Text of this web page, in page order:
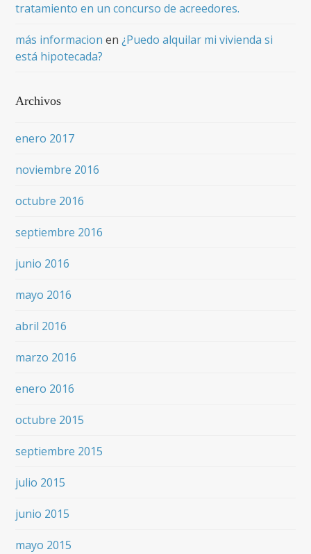
tratamiento en un concurso de acreedores.
más informacion en¿Puedo alquilar mi vivienda si
está hipotecada?
Archivos
enero 2017
noviembre 2016
octubre 2016
septiembre 2016
junio 2016
mayo 2016
abril 2016
marzo 2016
enero 2016
octubre 2015
septiembre 2015
julio 2015
junio 2015
mayo 2015